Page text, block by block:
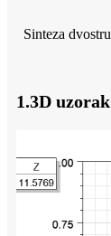
Sinteza
1.3D